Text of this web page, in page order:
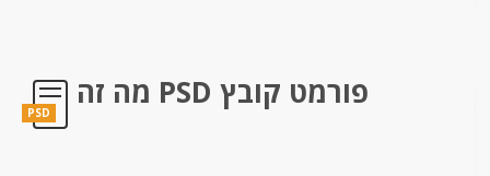
PSD
מה זה PSD פורמט קובץ